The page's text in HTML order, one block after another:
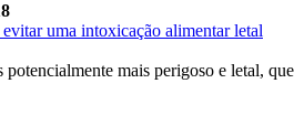
uma intoxicação alimentar letal
potencialmente mais perigoso e letal,